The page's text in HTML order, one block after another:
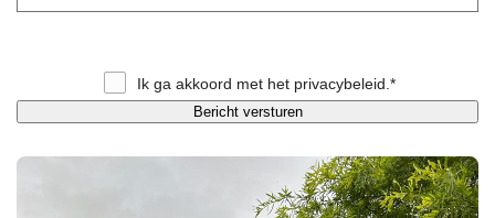
Ik ga akkoord met het privacybeleid .*